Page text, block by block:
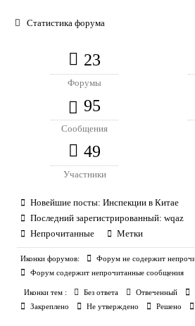
Статистика форума
23
Форумы
95
Сообщения
49
Участники
Новейшие посты: Инспекции в Китае
Последний зарегистрированный: wqaz
Непрочитанные
Метки
Иконки форумов:
Форум не содержит
Форум содержит непрочитанные сообщения
Иконки тем : Без ответа Отвеченный
Закреплено
Не утверждено Решено